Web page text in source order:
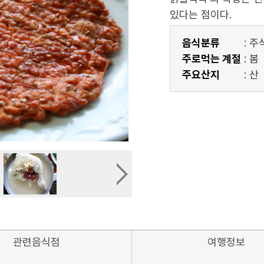
있다는 점이다.
음식분류
: 주
주로먹는 계절 : 봄
주요산지
: 산
관련음식점 여행정보